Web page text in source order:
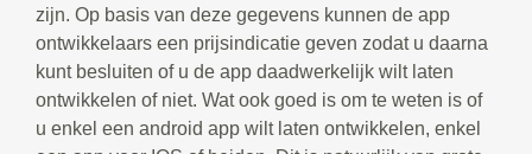
zijn. Op basis van deze gegevens kunnen de app
ontwikkelaars een prijsindicatie geven zodat u daarna
kunt besluiten of u de app daadwerkelijk wilt laten
ontwikkelen of niet. Wat ook goed is om te weten is of
u enkel een android app wilt laten ontwikkelen, enkel